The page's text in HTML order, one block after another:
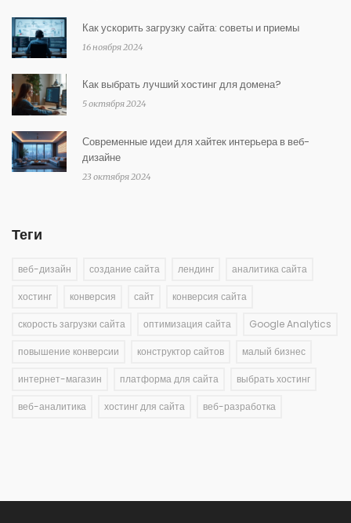
Как ускорить загрузку сайта: советы и приемы
16 ноября 2024
Как выбрать лучший хостинг для домена?
5 октября 2024
Современные идеи для хайтек интерьера в веб-
дизайне
23 октября 2024
Теги
веб-дизайн создание сайта лендинг аналитика сайта
хостинг конверсия сайт конверсия сайта
скорость загрузки сайта оптимизация сайта Google Analytics
повышение конверсии конструктор сайтов малый бизнес
интернет-магазин платформа для сайта выбрать хостинг
веб-аналитика хостинг для сайта веб-разработка